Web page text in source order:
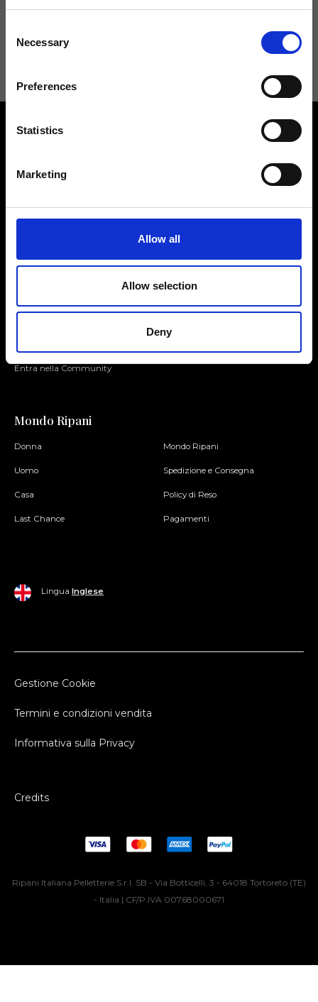
Selection
Necessary
Preferences
Statistics
Marketing
Allow all
Allow selection
Deny
Acconsento a ricevere novità e promo da Ripani. Per maggiori
informazioni consulta la
Cerca un negozio
Entra nella Community
Contattaci
Rispondiamo a tutte le tue
Mondo Ripani
Donna
Uomo
Casa
Last Chance
Mondo Ripani
Spedizione e Consegna
Policy di Reso
Pagamenti
Lingua Inglese
Gestione Cookie
Termini e condizioni vendita
Informativa sulla Privacy
Credits
Ripani Italiana Pelletterie S.r.l. SB - Via Botticelli, 3 - 64018 Tortoreto (TE)
- Italia | CF/P.IVA 00768000671